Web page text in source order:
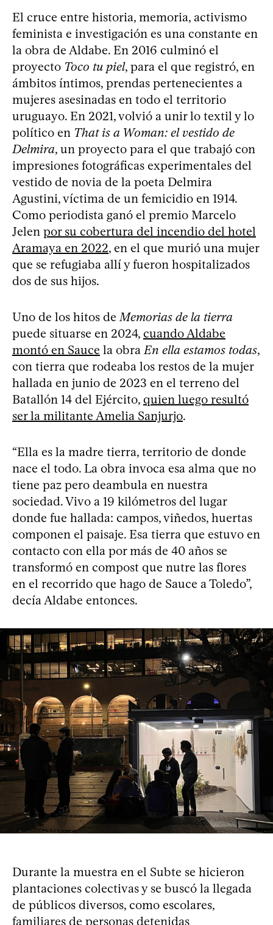
El cruce entre historia, memoria, activismo
feminista e investigación es una constante en
la obra de Aldabe. En 2016 culminó el
proyecto Toco tu piel, para el que registró, en
ámbitos íntimos, prendas pertenecientes a
mujeres asesinadas en todo el territorio
uruguayo. En 2021, volvió a unir lo textil y lo
político en That is a Woman: el vestido de
Delmira, un proyecto para el que trabajó con
impresiones fotográficas experimentales del
vestido de novia de la poeta Delmira
Agustini, víctima de un femicidio en 1914.
Como periodista ganó el premio Marcelo
Jelen por su cobertura del incendio del hotel
Aramaya en 2022, en el que murió una mujer
que se refugiaba allí y fueron hospitalizados
dos de sus hijos.
Uno de los hitos de Memorias de la tierra
puede situarse en 2024, cuando Aldabe
montó en Sauce la obra En ella estamos todas,
con tierra que rodeaba los restos de la mujer
hallada en junio de 2023 en el terreno del
Batallón 14 del Ejército, quien luego resultó
ser la militante Amelia Sanjurjo.
“Ella es la madre tierra, territorio de donde
nace el todo. La obra invoca esa alma que no
tiene paz pero deambula en nuestra
sociedad. Vivo a 19 kilómetros del lugar
donde fue hallada: campos, viñedos, huertas
componen el paisaje. Esa tierra que estuvo en
contacto con ella por más de 40 años se
transformó en compost que nutre las flores
en el recorrido que hago de Sauce a Toledo”,
decía Aldabe entonces.
Durante la muestra en el Subte se hicieron
plantaciones colectivas y se buscó la llegada
de públicos diversos, como escolares,
familiares de personas detenidas